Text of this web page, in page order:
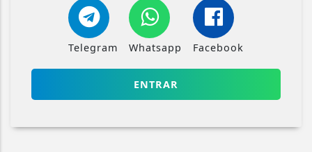
Telegram Whatsapp Facebook
ENTRAR